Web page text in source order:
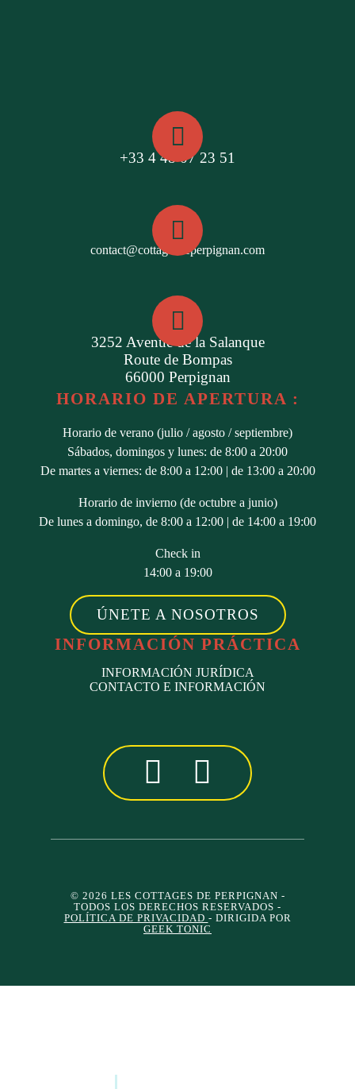
+33 4 48 07 23 51
contact@cottagesdeperpignan.com
3252 Avenue de la Salanque
Route de Bompas
66000 Perpignan
HORARIO DE APERTURA :
Horario de verano (julio / agosto / septiembre)
Sábados, domingos y lunes: de 8:00 a 20:00
De martes a viernes: de 8:00 a 12:00 | de 13:00 a 20:00
Horario de invierno (de octubre a junio)
De lunes a domingo, de 8:00 a 12:00 | de 14:00 a 19:00
Check in
14:00 a 19:00
ÚNETE A NOSOTROS
INFORMACIÓN PRÁCTICA
INFORMACIÓN JURÍDICA
CONTACTO E INFORMACIÓN
© 2026 LES COTTAGES DE PERPIGNAN -
TODOS LOS DERECHOS RESERVADOS -
POLÍTICA DE PRIVACIDAD - DIRIGIDA POR
GEEK TONIC